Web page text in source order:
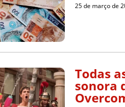
25 de março de
Todas
sonora